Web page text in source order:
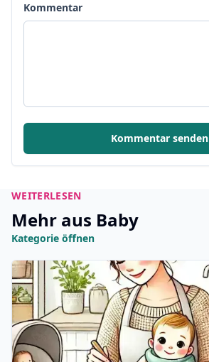
Kommentar
Kommentar senden
WEITERLESEN
Mehr aus Baby
Kategorie öffnen